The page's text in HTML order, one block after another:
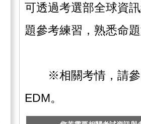
可透過考選部全球資
題參考練習，熟悉命
※相關考情，請參
EDM。